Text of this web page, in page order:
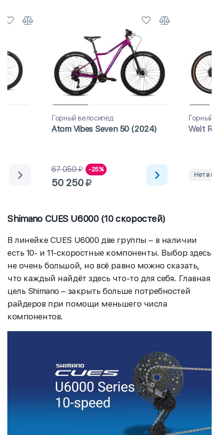
Горный велосипед
Atom Vibes Seven 50 (2024)
67 050 -25%
50 250
Горный
Welt
Нет в
Shimano CUES U6000 (10 скоростей)
В линейке CUES U6000 две группы – в наличии
есть 10- и 11-скоростные компоненты. Выбор здесь
не очень большой, но всё равно можно сказать,
что каждый найдёт здесь что-то для себя. Главная
цель Shimano – закрыть больше потребностей
райдеров при помощи меньшего числа
компонентов.